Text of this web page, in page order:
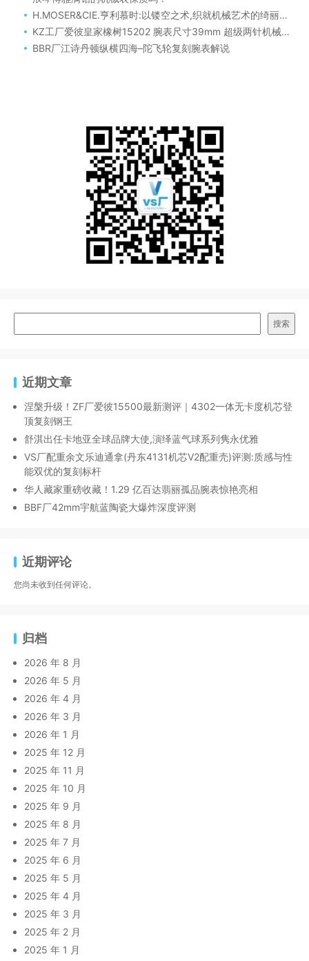
H.MOSER&CIE.亨利慕时:以镂空之术,织就机械艺术的绮丽华章
KZ工厂爱彼皇家橡树15202 腕表尺寸39mm 超级两针机械机芯评测
BBR厂江诗丹顿纵横四海–陀飞轮复刻腕表解说
搜索
近期文章
涅槃升级！ZF厂爱彼15500最新测评｜4302一体无卡度机芯登
顶复刻钢王
舒淇出任卡地亚全球品牌大使,演绎蓝气球系列隽永优雅
VS厂配重余文乐迪通拿(丹东4131机芯V2配重壳)评测:质感与性
能双优的复刻标杆
华人藏家重磅收藏！1.29 亿百达翡丽孤品腕表惊艳亮相
BBF厂42mm宇航蓝陶瓷大爆炸深度评测
近期评论
您尚未收到任何评论。
归档
2026 年 8 月
2026 年 5 月
2026 年 4 月
2026 年 3 月
2026 年 1 月
2025 年 12 月
2025 年 11 月
2025 年 10 月
2025 年 9 月
2025 年 8 月
2025 年 7 月
2025 年 6 月
2025 年 5 月
2025 年 4 月
2025 年 3 月
2025 年 2 月
2025 年 1 月